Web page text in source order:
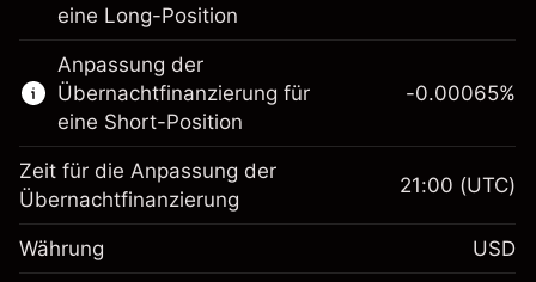
Erfahren Sie mehr über:
CFDs
eine Long-Position
Margin. Ihre Investition
$1,000.00
Anpassung der
Anpassung der
Übernachtfinanzierung für
eine Short-Position
-0.00065%
Zeit für die Anpassung der
Übernachtfinanzierung
21:00 (UTC)
Währung USD